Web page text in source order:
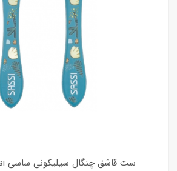
ست قاشق چنگال سیلیکونی ساسی Sassi طرح فیل